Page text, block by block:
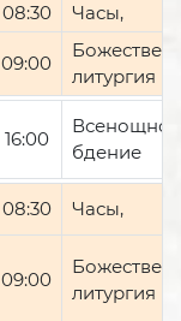
08:30 Часы,
09:00
литургия
16:00
Всенощное
бдение
08:30 Часы,
09:00
литургия